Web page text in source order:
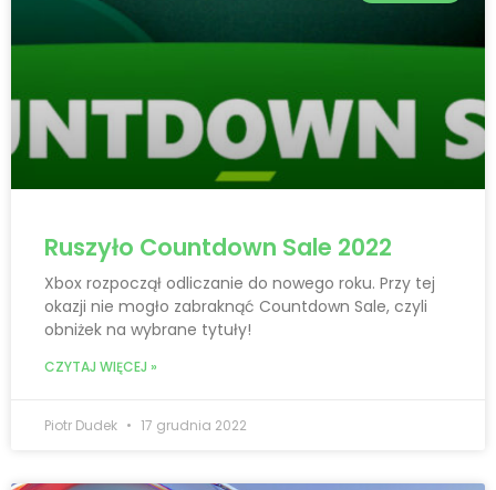
Ruszyło Countdown Sale 2022
Xbox rozpoczął odliczanie do nowego roku. Przy tej
okazji nie mogło zabraknąć Countdown Sale, czyli
obniżek na wybrane tytuły!
CZYTAJ WIĘCEJ »
Piotr Dudek 17 grudnia 2022